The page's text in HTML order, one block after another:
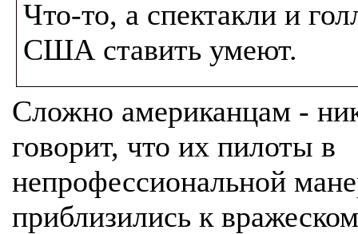
Что-то, а спектакли и
США ставить умеют.
Сложно американцам -
говорит, что их пилоты в
непрофессиональной
приблизились к